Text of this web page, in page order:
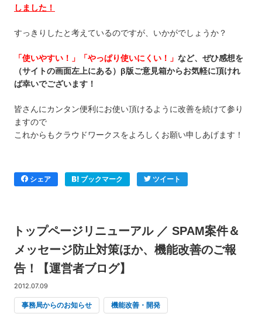
しました！
すっきりしたと考えているのですが、いかがでしょうか？
「使いやすい！」「やっぱり使いにくい！」 など、ぜひ感想を
（サイトの画面左上にある）β版ご意見箱からお気軽に頂けれ
ば幸いでございます！
皆さんにカンタン便利にお使い頂けるように改善を続けて参り
ますので
これからもクラウドワークスをよろしくお願い申しあげます！
シェア ブックマーク ツイート
トップページリニューアル ／ SPAM案件＆
メッセージ防止対策ほか、機能改善のご報
告！【運営者ブログ】
2012.07.09
事務局からのお知らせ 機能改善・開発